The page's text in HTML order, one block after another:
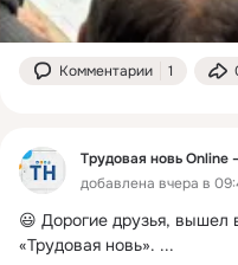
Комментарии 1
Трудовая новь Online
добавлена вчера в
😃 Дорогие друзья, вышел
«Трудовая новь». ...